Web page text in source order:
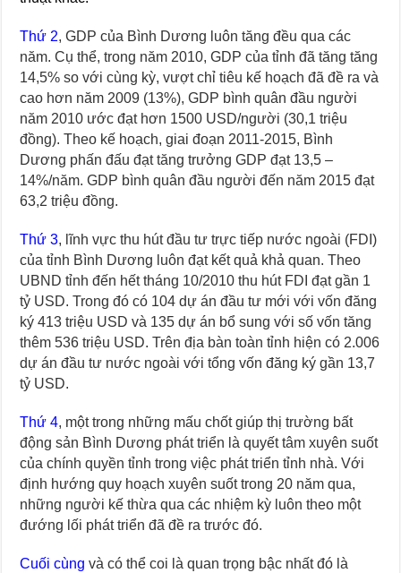
Thứ 2, GDP của Bình Dương luôn tăng đều qua các
năm. Cụ thể, trong năm 2010, GDP của tỉnh đã tăng tăng
14,5% so với cùng kỳ, vượt chỉ tiêu kế hoạch đã đề ra và
cao hơn năm 2009 (13%), GDP bình quân đầu người
năm 2010 ước đạt hơn 1500 USD/người (30,1 triệu
đồng). Theo kế hoạch, giai đoạn 2011-2015, Bình
Dương phấn đấu đạt tăng trưởng GDP đạt 13,5 –
14%/năm. GDP bình quân đầu người đến năm 2015 đạt
63,2 triệu đồng.
Thứ 3, lĩnh vực thu hút đầu tư trực tiếp nước ngoài (FDI)
của tỉnh Bình Dương luôn đạt kết quả khả quan. Theo
UBND tỉnh đến hết tháng 10/2010 thu hút FDI đạt gần 1
tỷ USD. Trong đó có 104 dự án đầu tư mới với vốn đăng
ký 413 triệu USD và 135 dự án bổ sung với số vốn tăng
thêm 536 triệu USD. Trên địa bàn toàn tỉnh hiện có 2.006
dự án đầu tư nước ngoài với tổng vốn đăng ký gần 13,7
tỷ USD.
Thứ 4, một trong những mấu chốt giúp thị trường bất
động sản Bình Dương phát triển là quyết tâm xuyên suốt
của chính quyền tỉnh trong việc phát triển tỉnh nhà. Với
định hướng quy hoạch xuyên suốt trong 20 năm qua,
những người kế thừa qua các nhiệm kỳ luôn theo một
đướng lối phát triển đã đề ra trước đó.
Cuối cùng và có thể coi là quan trọng bậc nhất đó là